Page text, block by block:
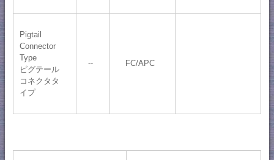
Pigtail
Connector
Type
ピグテール
コネクタタ
イプ
-- FC/APC